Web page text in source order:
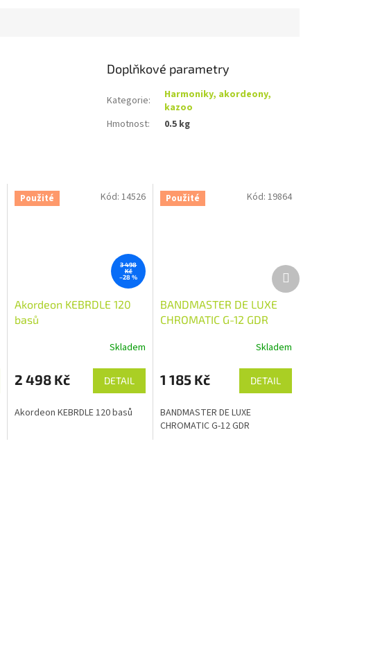
Doplňkové parametry
Kategorie:
Harmoniky, akordeony,
kazoo
Hmotnost: 0.5 kg
Použité
3 498
Kč
–28 %
Akordeon KEBRDLE 120
basů
Skladem
2 498 Kč DETAIL
Akordeon KEBRDLE 120 basů
Kód:14526 Použité
BANDMASTER DE LUXE
CHROMATIC G-12 GDR
Skladem
1 185 Kč DETAIL
BANDMASTER DE LUXE
CHROMATIC G-12 GDR
Kód: 19864
Další
produkt